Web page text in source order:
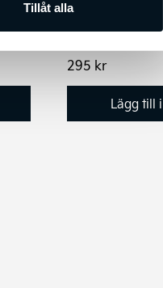
Tillåt alla
kr
295 kr
Lägg till